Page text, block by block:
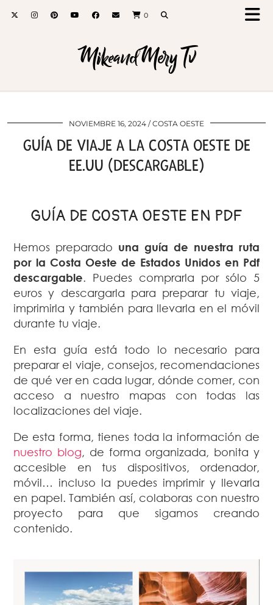
0
MikeandMery Tv
NOVIEMBRE 16, 2024 COSTA OESTE
GUÍA DE VIAJE A LA COSTA OESTE DE
EE.UU (DESCARGABLE)
GUÍA DE COSTA OESTE EN PDF
Hemos preparado una guía de nuestra ruta
por la Costa Oeste de Estados Unidos en Pdf
descargable. Puedes comprarla por sólo 5
euros y descargarla para preparar tu viaje,
imprimirla y también para llevarla en el móvil
durante tu viaje.
En esta guía está todo lo necesario para
preparar el viaje, consejos, recomendaciones
de qué ver en cada lugar, dónde comer, con
acceso a nuestro mapas con todas las
localizaciones del viaje.
De esta forma, tienes toda la información de
nuestro blog, de forma organizada, bonita y
accesible en tus dispositivos, ordenador,
móvil… incluso la puedes imprimir y llevarla
en papel. También así, colaboras con nuestro
proyecto para que sigamos creando
contenido.